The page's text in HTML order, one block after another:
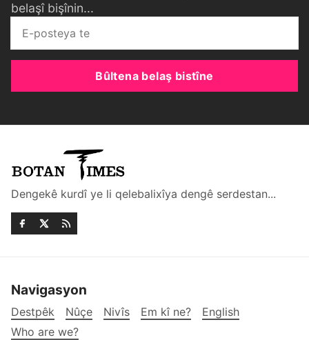
belaşî bişînin...
Bûltena belaş bistîne
Dengekê kurdî ye li qelebalixîya dengê serdestan...
Navigasyon
Destpêk Nûçe Nivîs Em kî ne?
English
Who are we?